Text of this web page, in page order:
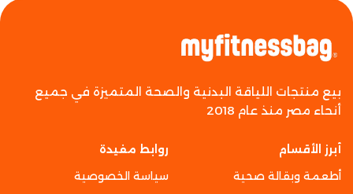
بيع منتجات اللياقة البدنية والصحة المتميزة في جميع
أنحاء مصر منذ عام 2018
أبرز الأقسام
أطعمة وبقالة صحية
روابط مفيدة
سياسة الخصوصية